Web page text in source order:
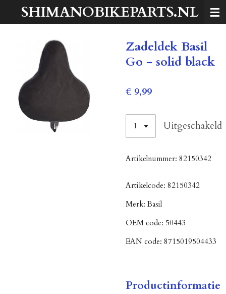
hoofdinhoud
SHIMANOBIKEPARTS.NL
Zadeldek Basil
Go - solid black
€ 9,99
Uitgeschakeld
Artikelnummer: 82150342
Artikelcode: 82150342
Merk:Basil
OEM code: 50443
EAN code: 8715019504433
Productinformatie